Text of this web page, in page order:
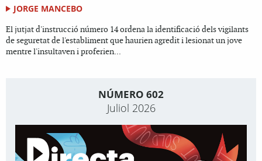
JORGE MANCEBO
El jutjat d'instrucció número 14 ordena la identificació dels vigilants
de seguretat de l'establiment que haurien agredit i lesionat un jove
mentre l'insultaven i proferien...
NÚMERO 602
Juliol 2026